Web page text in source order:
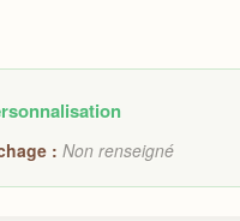
: Non renseigné